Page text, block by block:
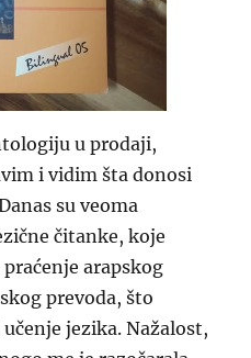
u prodaji,
i vidim šta donosi
su veoma
čitanke, koje
arapskog
prevoda, što
jezika. Nažalost,